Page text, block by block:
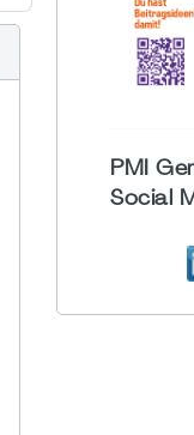
PMI
Social